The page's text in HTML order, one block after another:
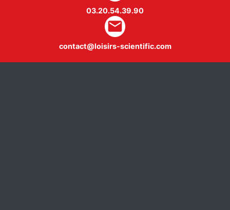
03.20.54.39.90
mail
contact@loisirs-scientific.com